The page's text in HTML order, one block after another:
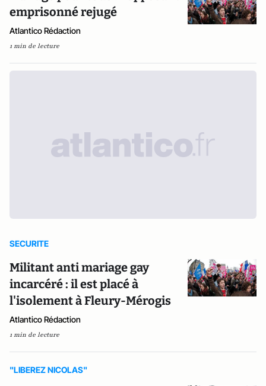
emprisonné rejugé
Atlantico Rédaction
1 min de lecture
SECURITE
Militant anti mariage gay
incarcéré : il est placé à
l'isolement à Fleury-Mérogis
Atlantico Rédaction
1 min de lecture
"LIBEREZ NICOLAS"